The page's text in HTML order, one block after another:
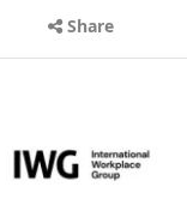
Share